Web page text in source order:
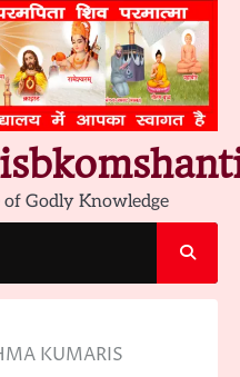
Godly Knowledge
KUMARIS